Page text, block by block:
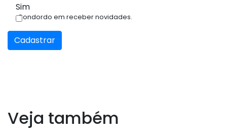
Sim
Condordo em receber novidades.
Cadastrar
Veja também